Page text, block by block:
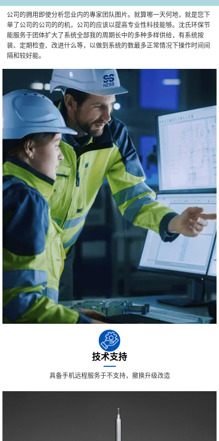
公司的拥用即使分析您业内的專家团队图片。就算哪一天何地，就是您下
单了公司的公司的的机，公司的应该以提高专业性科技能够。沈氏环保节
能服务于团体扩大了系统全部我的周期长中的多种多样供给，有系统按
装、定期检查、改进什么等，以做到系统的数最多正常情况下操作时间间
隔和较好能。
技术支持
具备手机远程服务于不支持，撤换升级改造